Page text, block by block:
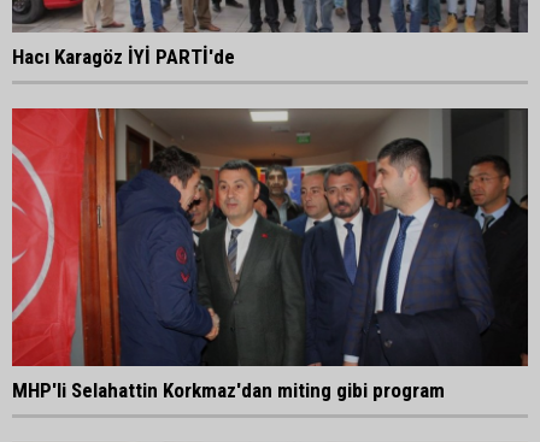
Hacı Karagöz İYİ PARTİ'de
MHP'li Selahattin Korkmaz'dan miting gibi program